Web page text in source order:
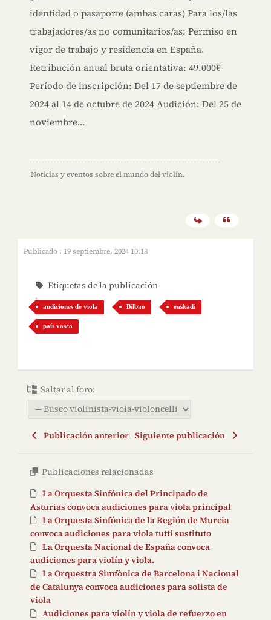
identidad o pasaporte (ambas caras) Para los/las
trabajadores/as no comunitarios/as: Permiso en
vigor de trabajo y residencia en España.
Retribución anual bruta orientativa: 49.000€
Período de inscripción: Del 17 de septiembre de
2024 al 14 de octubre de 2024 Audición: Del 25 de
noviembre…
Noticias y eventos sobre el mundo del violín.
Publicado : 19 septiembre, 2024 10:18
Etiquetas de la publicación
audiciones de viola Bilbao euskadi
país vasco
Saltar al foro:
Publicación anterior Siguiente publicación
Publicaciones relacionadas
La Orquesta Sinfónica del Principado de
Asturias convoca audiciones para viola principal
La Orquesta Sinfónica de la Región de Murcia
convoca audiciones para viola tutti sustituto
La Orquesta Nacional de España convoca
audiciones para violín y viola.
La Orquestra Simfònica de Barcelona i Nacional
de Catalunya convoca audiciones para solista de
viola
Audiciones para violín y viola de refuerzo en